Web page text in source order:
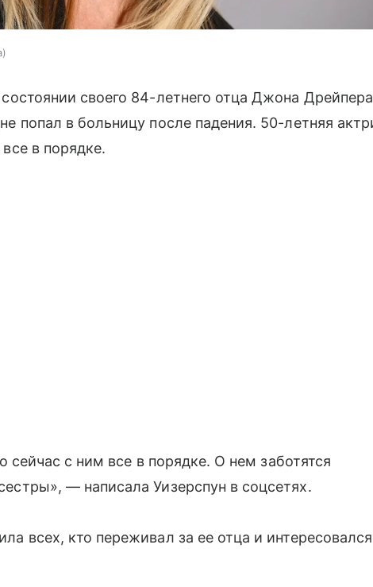
состоянии своего 84-летнего отца Джона Дрейпера
попал в больницу после падения. 50-летняя
в порядке.
сейчас с ним все в порядке. О нем заботятся
— написала Уизерспун в соцсетях.
всех, кто переживал за ее отца и интересовался